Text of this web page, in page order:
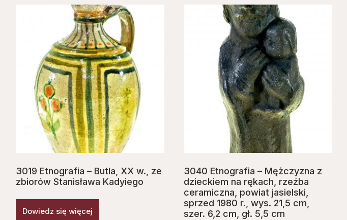
3019 Etnografia – Butla, XX w., ze
zbiorów Stanisława Kadyiego
Dowiedz się więcej
3040 Etnografia – Mężczyzna z
dzieckiem na rękach, rzeźba
ceramiczna, powiat jasielski,
sprzed 1980 r., wys. 21,5 cm,
szer. 6,2 cm, gł. 5,5 cm